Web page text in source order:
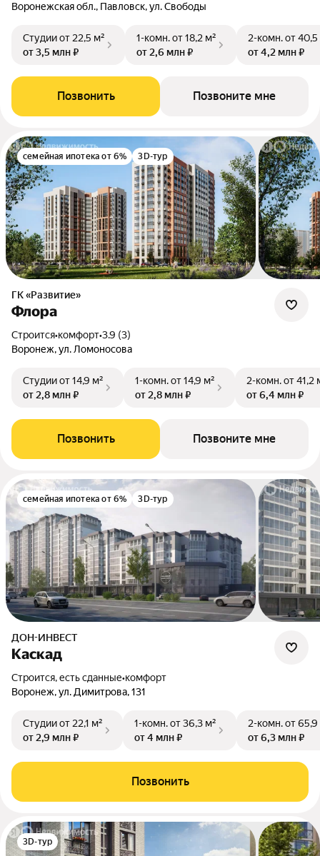
Воронежская обл., Павловск, ул. Свободы
Студииот 22,5 м²
от 3,5 млн ₽
1-комн.от 18,2 м²
от 2,6 млн ₽
2-комн.от 40,5
от 4,2 млн ₽
Позвонить Позвоните мне
семейная ипотека от 6% 3D-тур
ГК «Развитие»
Флора
Строится•комфорт•3.9 (3)
Воронеж, ул. Ломоносова
Студииот 14,9 м²
от 2,8 млн ₽
1-комн.от 14,9 м²
от 2,8 млн ₽
2-комн.от 41,2
от 6,4 млн ₽
Позвонить Позвоните мне
семейная ипотека от 6% 3D-тур
ДОН-ИНВЕСТ
Каскад
Строится, есть сданные•комфорт
Воронеж, ул. Димитрова, 131
Студииот 22,1 м²
от 2,9 млн ₽
1-комн.от 36,3 м²
от 4 млн ₽
2-комн.от 65,9
от 6,3 млн ₽
Позвонить
3D-тур